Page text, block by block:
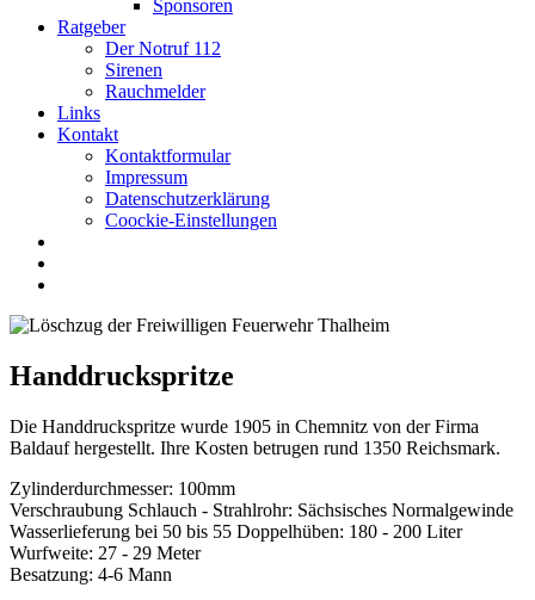
Sponsoren
Ratgeber
Der Notruf 112
Sirenen
Rauchmelder
Links
Kontakt
Kontaktformular
Impressum
Datenschutzerklärung
Coockie-Einstellungen
Handdruckspritze
Die Handdruckspritze wurde 1905 in Chemnitz von der Firma
Baldauf hergestellt. Ihre Kosten betrugen rund 1350 Reichsmark.
Zylinderdurchmesser: 100mm
Verschraubung Schlauch - Strahlrohr: Sächsisches Normalgewinde
Wasserlieferung bei 50 bis 55 Doppelhüben: 180 - 200 Liter
Wurfweite: 27 - 29 Meter
Besatzung: 4-6 Mann